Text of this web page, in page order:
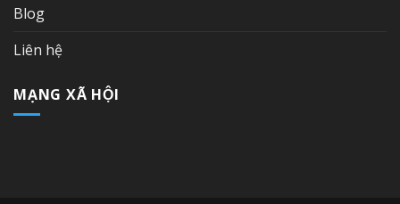
Blog
Liên hệ
MẠNG XÃ HỘI